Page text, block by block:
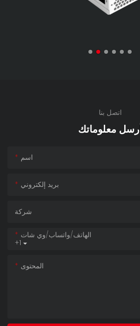
اتصل بنا
أرسل معلوماتك
اسم
بريد إلكتروني
شركة
+1
الهاتف/واتساب/وي شات
المحتوى